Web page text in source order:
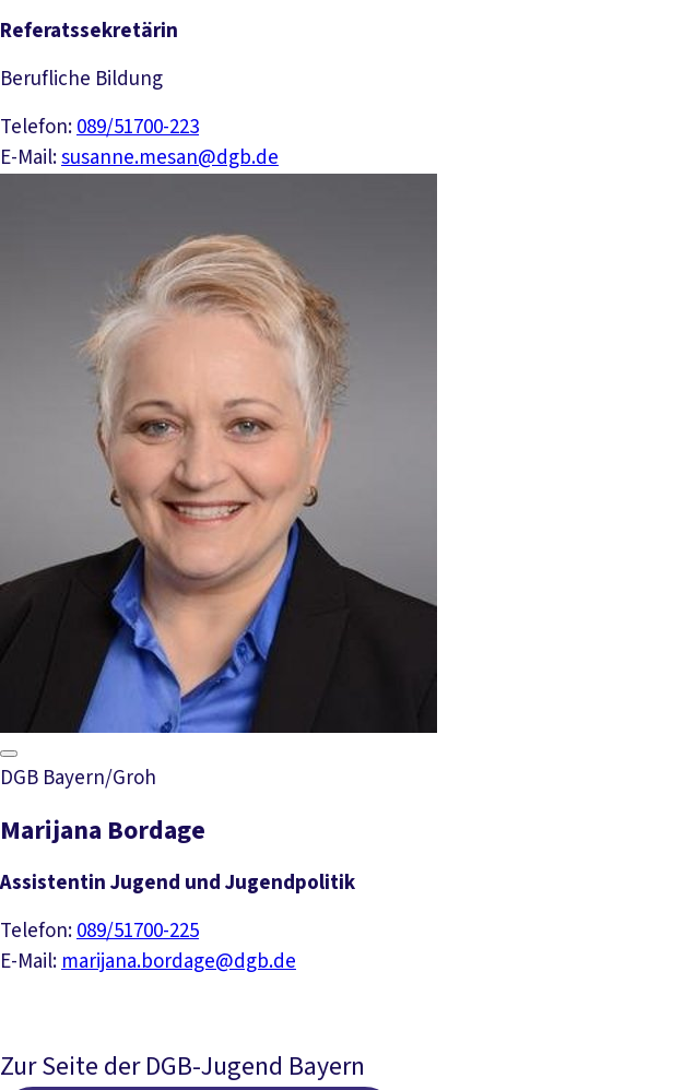
Referatssekretärin
Berufliche Bildung
Telefon:089/51700-223
E-Mail:susanne.mesan@dgb.de
DGB Bayern/Groh
Marijana Bordage
Assistentin Jugend und Jugendpolitik
Telefon:089/51700-225
E-Mail:marijana.bordage@dgb.de
Zur Seite der DGB-Jugend Bayern